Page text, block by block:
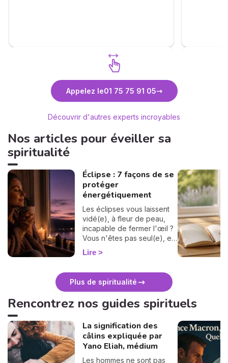
Découvrez Quentin Duroy
Appelez le01 75 75 91 05
Découvrir d'autres experts incroyables
Nos articles pour éveiller sa
spiritualité
Éclipse : 7 façons de se
protéger
énergétiquement
Les éclipses vous laissent
vidé(e), à fleur de peau,
incapable de fermer l'œil ?
Vous n'êtes pas seul(e), et
surtout : ça se traverse en
douceur. Voici 7 gestes
vous protéger
énergétiquement et
intérieur. 🛡️🌒
Lire
Plus de spiritualité
Rencontrez nos guides spirituels
La signification des
câlins expliquée par
Yano Eliah, médium
Les hommes ne sont pas